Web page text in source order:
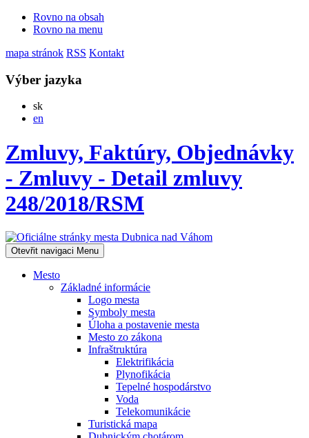
Rovno na obsah
Rovno na menu
mapa stránok RSS Kontakt
Výber jazyka
skSlovensky
en
Zmluvy, Faktúry, Objednávky
- Zmluvy - Detail zmluvy
248/2018/RSM
Otevřit navigaci Menu
Mesto
Základné informácie
Logo mesta
Symboly mesta
Úloha a postavenie mesta
Mesto zo zákona
Infraštruktúra
Elektrifikácia
Plynofikácia
Tepelné hospodárstvo
Voda
Telekomunikácie
Turistická mapa